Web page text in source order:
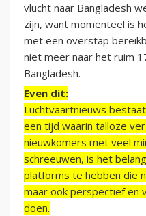
vlucht naar Bangladesh
zijn, want momenteel is
met een overstap
niet meer naar het ruim
Bangladesh.
Even dit:
Luchtvaartnieuws
een tijd waarin talloze
nieuwkomers met veel
schreeuwen, is het
platforms te hebben die
maar ook perspectief en
doen.